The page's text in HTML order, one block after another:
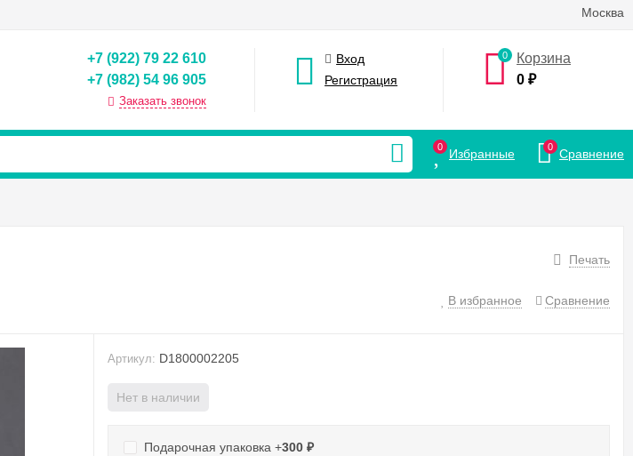
Москва
+7 (922) 79 22 610
+7 (982) 54 96 905
Заказать звонок
Вход
Регистрация
0
Корзина
0₽
0 Избранные 0 Сравнение
Печать
В избранное Сравнение
Артикул: D1800002205
Нет в наличии
Подарочная упаковка +300₽